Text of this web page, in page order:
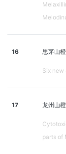
16 思茅山
Six new
17 龙州山
parts of